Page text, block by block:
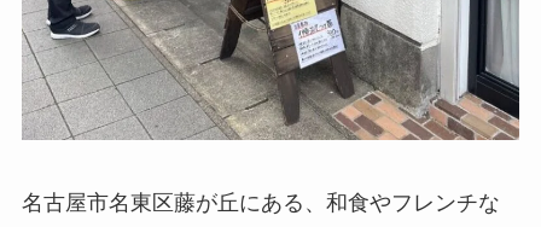
名古屋市名東区藤が丘にある、和食やフレンチな